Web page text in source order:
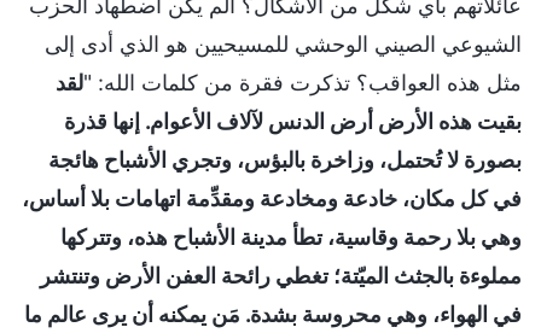
الشيوعي الصيني الوحشي للمسيحيين هو الذي أدى إلى
مثل هذه العواقب؟ تذكرت فقرة من كلمات الله: "لقد
بقيت هذه الأرض أرض الدنس لآلاف الأعوام. إنها قذرة
بصورة لا تُحتمل، وزاخرة بالبؤس، وتجري الأشباح هائجة
في كل مكان، خادعة ومخادعة ومقدِّمة اتهامات بلا أساس،
وهي بلا رحمة وقاسية، تطأ مدينة الأشباح هذه، وتتركها
مملوءة بالجثث الميّتة؛ تغطي رائحة العفن الأرض وتنتشر
في الهواء، وهي محروسة بشدة. مَن يمكنه أن يرى عالم ما